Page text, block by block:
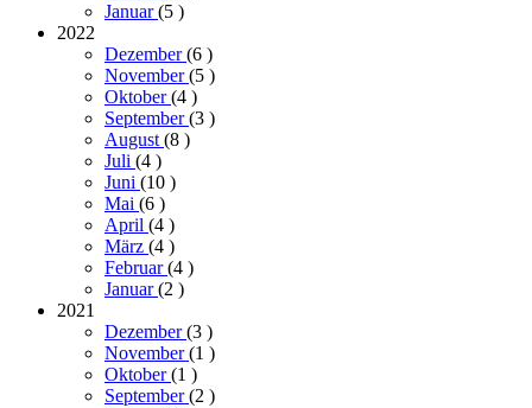
Januar(5 )
2022
Dezember(6 )
November(5 )
Oktober(4 )
September(3 )
August (8 )
Juli (4 )
Juni (10 )
Mai (6 )
April (4 )
März (4 )
Februar(4 )
Januar(2 )
2021
Dezember(3 )
November(1 )
Oktober(1 )
September(2 )